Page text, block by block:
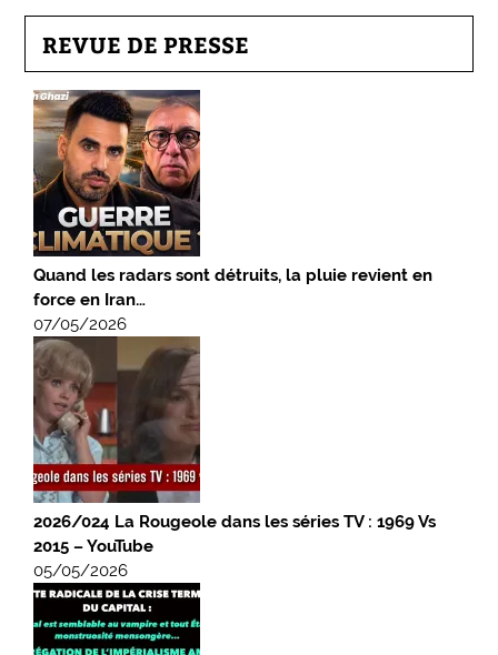
REVUE DE PRESSE
Quand les radars sont détruits, la pluie revient en
force en Iran…
07/05/2026
2026/024 La Rougeole dans les séries TV : 1969 Vs
2015 – YouTube
05/05/2026